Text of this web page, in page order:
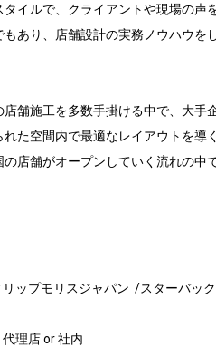
イルで、クライアントや現場の
あり、店舗設計の実務ノウハウを
舗施工を多数手掛ける中で、大
た空間内で最適なレイアウトを
店舗がオープンしていく流れの
ップモリスジャパン  /スターバッ